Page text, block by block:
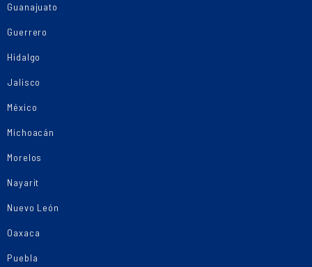
Guanajuato
Guerrero
Hidalgo
Jalisco
México
Michoacán
Morelos
Nayarit
Nuevo León
Oaxaca
Puebla